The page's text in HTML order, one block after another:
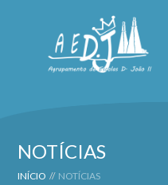
NOTÍCIAS
INÍCIO // NOTÍCIAS